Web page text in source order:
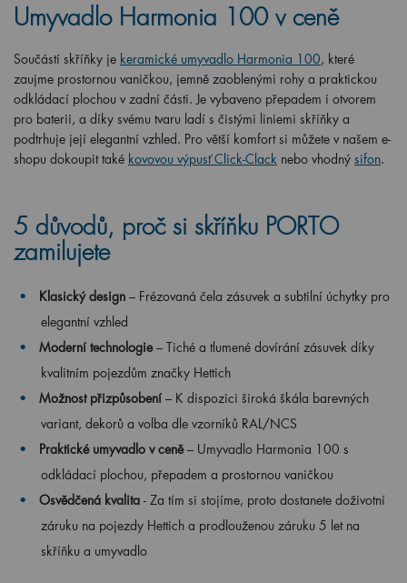
Umyvadlo Harmonia 100 v ceně
Součástí skříňky je keramické umyvadlo Harmonia 100, které
zaujme prostornou vaničkou, jemně zaoblenými rohy a praktickou
odkládací plochou v zadní části. Je vybaveno přepadem i otvorem
pro baterii, a díky svému tvaru ladí s čistými liniemi skříňky a
podtrhuje její elegantní vzhled. Pro větší komfort si můžete v našem e-
shopu dokoupit také kovovou výpusť Click-Clack nebo vhodný sifon.
5 důvodů, proč si skříňku PORTO
zamilujete
Klasický design – Frézovaná čela zásuvek a subtilní úchytky pro
elegantní vzhled
Moderní technologie – Tiché a tlumené dovírání zásuvek díky
kvalitním pojezdům značky Hettich
Možnost přizpůsobení – K dispozici široká škála barevných
variant, dekorů a volba dle vzorníků RAL/NCS
Praktické umyvadlo v ceně – Umyvadlo Harmonia 100 s
odkládací plochou, přepadem a prostornou vaničkou
Osvědčená kvalita - Za tím si stojíme, proto dostanete doživotní
záruku na pojezdy Hettich a prodlouženou záruku 5 let na
skříňku a umyvadlo